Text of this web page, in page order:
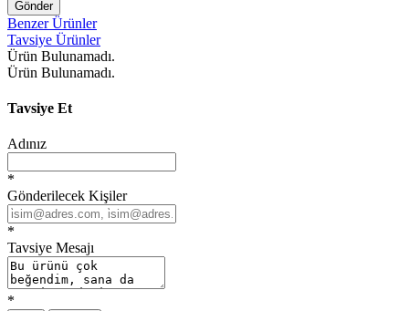
Gönder
Benzer Ürünler
Tavsiye Ürünler
Ürün Bulunamadı.
Ürün Bulunamadı.
Tavsiye Et
Adınız
*
Gönderilecek Kişiler
*
Tavsiye Mesajı
*